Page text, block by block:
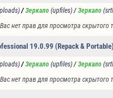
) /Зеркало(upfiles) / Зеркало
нет прав для просмотра скрытого
19.0.99 (Repack & Portable)
) /Зеркало(upfiles) / Зеркало
нет прав для просмотра скрытого